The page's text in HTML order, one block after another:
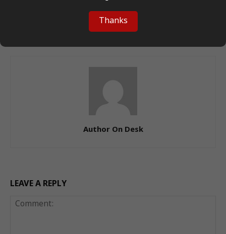
राजनीति को भी प्रभावित करेगा
पुलिस ने चारों आरोपियों को गिरफ्तार
Author On Desk
LEAVE A REPLY
Thanks